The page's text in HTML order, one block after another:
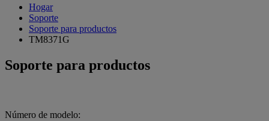
Hogar
Soporte
Soporte para productos
TM8371G
Soporte para productos
Número de modelo: